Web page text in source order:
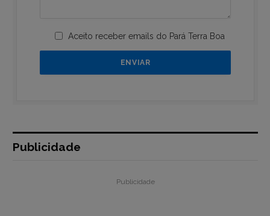
Aceito receber emails do Pará Terra Boa
Publicidade
Publicidade